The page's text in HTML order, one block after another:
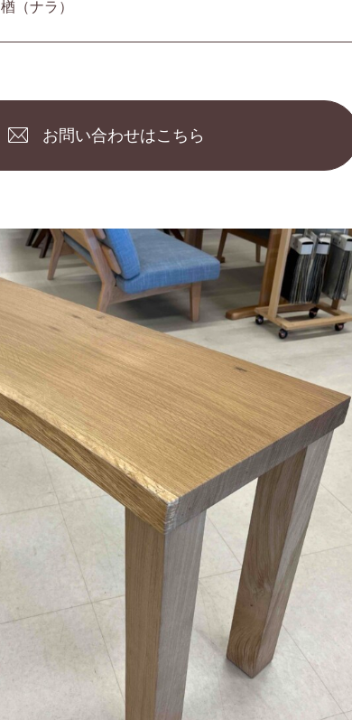
楢（ナラ）
お問い合わせはこちら